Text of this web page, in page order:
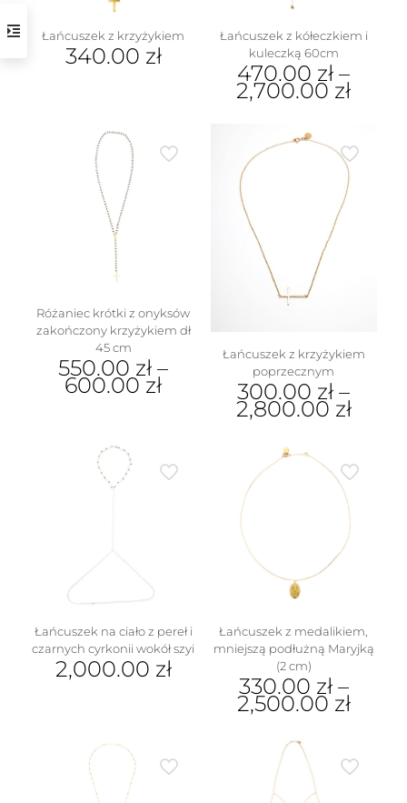
produktu
Łańcuszek z krzyżykiem
340.00 zł
Łańcuszek z kółeczkiem i
kuleczką 60cm
470.00 zł –
2,700.00 zł
produkt
ma
wariantów.
wybrać
stronie
produktu
Różaniec krótki z onyksów
zakończony krzyżykiem dł
45 cm
550.00 zł –
600.00zł
wiele
wariantów.
Opcje
stronie
produktu
Łańcuszek z krzyżykiem
poprzecznym
300.00 zł –
2,800.00 zł
produkt
wariantów.
stronie
produktu
Łańcuszek na ciało z pereł i
czarnych cyrkonii wokół szyi
2,000.00 zł
Łańcuszek z medalikiem,
mniejszą podłużną Maryjką
(2 cm)
330.00 zł–
2,500.00 zł
produkt
ma
wiele
wariantów.